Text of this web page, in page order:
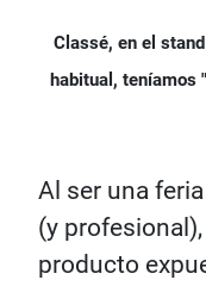
Classé, en el
habitual, teníamos
Al ser una
(y
producto